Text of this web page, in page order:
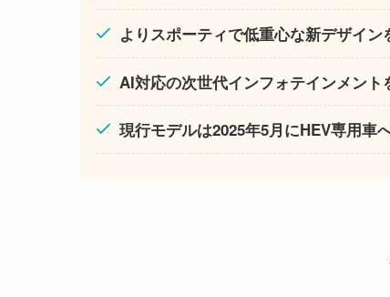
よりスポーティで低重心な新デザイン
AI対応の次世代インフォテインメント
現行モデルは2025年5月にHEV専用車